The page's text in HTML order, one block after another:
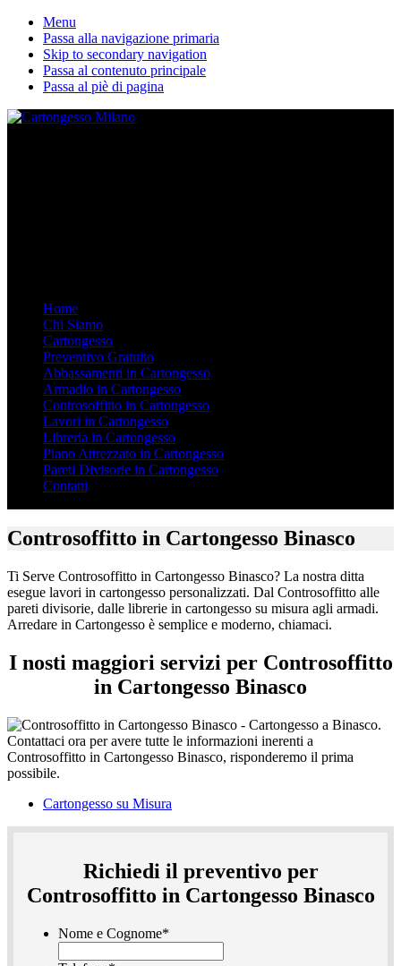
Menu
Passa alla navigazione primaria
Skip to secondary navigation
Passa al contenuto principale
Passa al piè di pagina
Home
Chi Siamo
Cartongesso
Preventivo Gratuito
Abbassamenti in Cartongesso
Armadio in Cartongesso
Controsoffitto in Cartongesso
Lavori in Cartongesso
Libreria in Cartongesso
Piano Attrezzato in Cartongesso
Pareti Divisorie in Cartongesso
Contatti
Controsoffitto in Cartongesso Binasco
Ti Serve Controsoffitto in Cartongesso Binasco? La nostra ditta
esegue lavori in cartongesso personalizzati. Dal Controsoffitto alle
pareti divisorie, dalle librerie in cartongesso su misura agli armadi.
Arredare in Cartongesso è semplice e moderno, chiamaci.
I nosti maggiori servizi per Controsoffitto
in Cartongesso Binasco
Cartongesso su Misura
Richiedi il preventivo per
Controsoffitto in Cartongesso Binasco
Nome e Cognome*